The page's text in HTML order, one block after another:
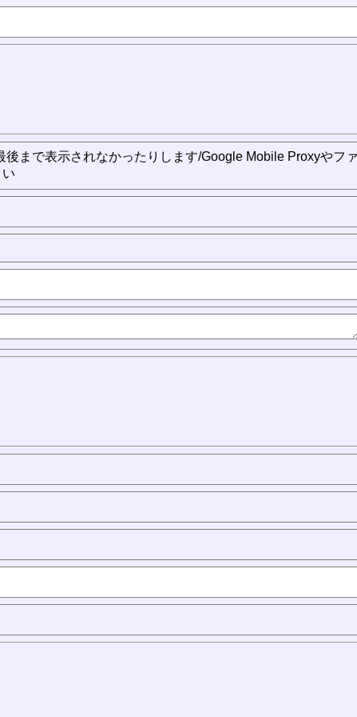
まで表示されなかったりします/Google Mobile Proxyやフ